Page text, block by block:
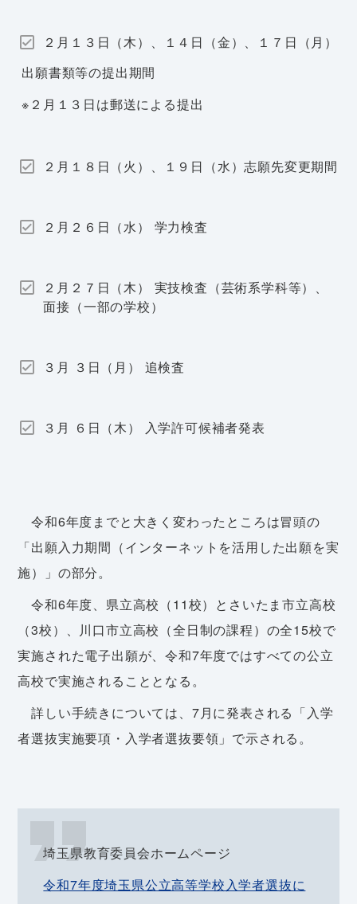
２月１３日（木）、１４日（金）、１７日（月）
出願書類等の提出期間
※２月１３日は郵送による提出
２月１８日（火）、１９日（水）志願先変更期間
２月２６日（水） 学力検査
２月２７日（木） 実技検査（芸術系学科等）、
面接（一部の学校）
３月 ３日（月） 追検査
３月 ６日（木） 入学許可候補者発表
令和6年度までと大きく変わったところは冒頭の
「出願入力期間（インターネットを活用した出願を実
施）」の部分。
令和6年度、県立高校（11校）とさいたま市立高校
（3校）、川口市立高校（全日制の課程）の全15校で
実施された電子出願が、令和7年度ではすべての公立
高校で実施されることとなる。
詳しい手続きについては、7月に発表される「入学
者選抜実施要項・入学者選抜要領」で示される。
埼玉県教育委員会ホームページ
令和7年度埼玉県公立高等学校入学者選抜に